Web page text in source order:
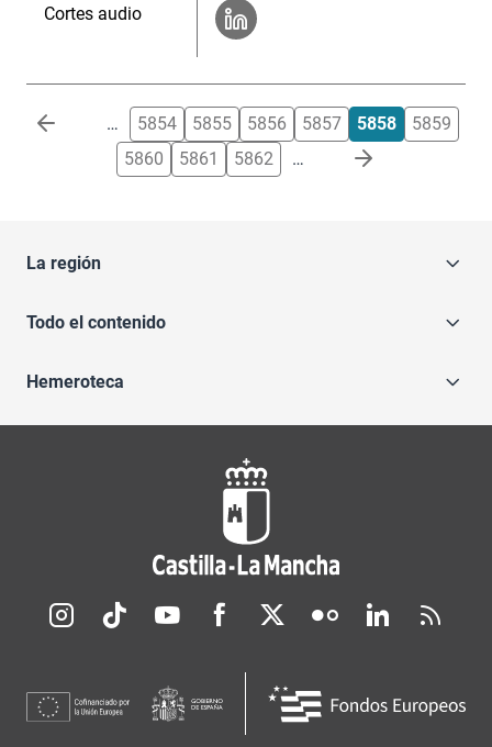
Cortes audio
Paginación … 5854 5855 5856 5857 5858
5859
5860
5861 5862 …
La región
Todo el contenido
Hemeroteca
Redes sociales JCCM